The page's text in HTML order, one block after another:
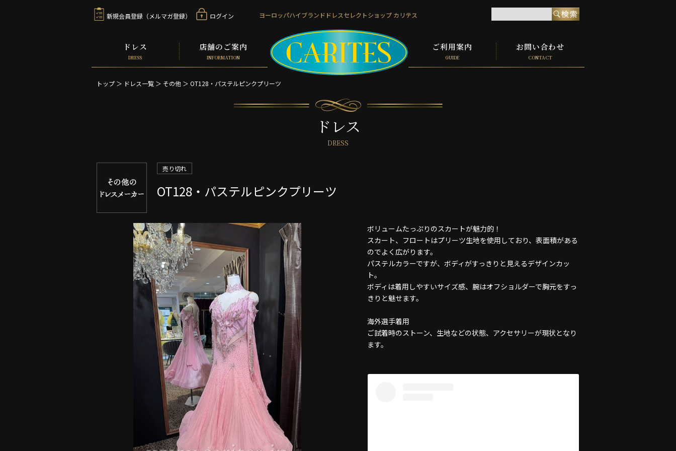
ヨーロッパハイブランド ドレスセレクトショップ カリテス
ドレス
DRESS
店舗のご案内
INFORMATION
ご利用案内
GUIDE
お問い合わせ
CONTACT
新規会員登録（メルマガ登録） ログイン
トップ ＞ ドレス一覧 ＞ その他 ＞ OT128・パステルピンクプリーツ
ドレス
DRESS
売り切れ
OT128・パステルピンクプリーツ
ボリュームたっぷりのスカートが魅力的！
スカート、フロートはプリーツ生地を使用しており、表面積がある
のでよく広がります。
パステルカラーですが、ボディがすっきりと見えるデザインカッ
ト。
ボディは着用しやすいサイズ感、腕はオフショルダーで胸元をすっ
きりと魅せます。
海外選手着用
ご試着時のストーン、生地などの状態、アクセサリーが現状となり
ます。